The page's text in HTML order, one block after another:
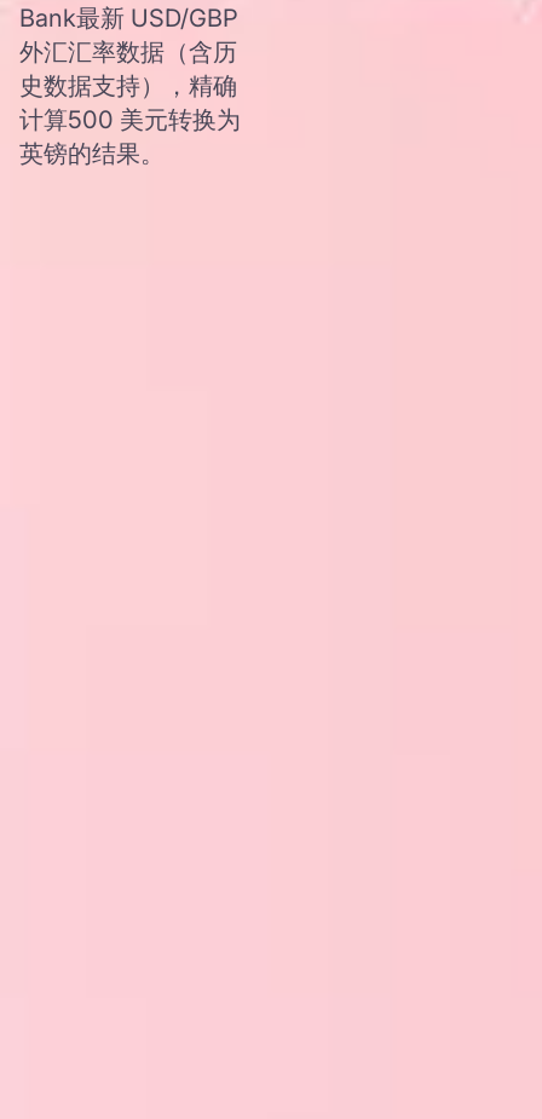
Bank最新 USD/GBP
外汇汇率数据（含历
史数据支持），精确
计算500 美元转换为
英镑的结果。